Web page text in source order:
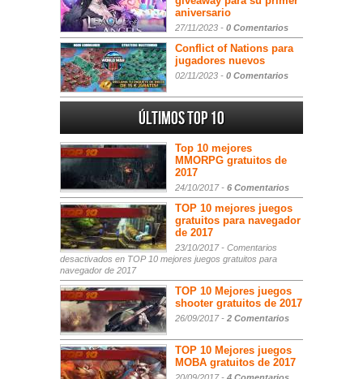
aniversario
27/11/2023 - 0 Comentarios
Conflict of Nations para
jugadores nuevos
02/11/2023 - 0 Comentarios
Últimos Top 10
Top 10 mejores
MMORPG gratuitos de
2017
24/10/2017 - 6 Comentarios
TOP 10 mejores juegos
gratuitos para navegador
de 2017
23/10/2017 - Comentarios
desactivados en TOP 10 mejores juegos gratuitos para
navegador de 2017
TOP 10 Mejores juegos
shooter gratuitos de 2017
26/09/2017 - 2 Comentarios
TOP 10 Mejores juegos
MOBA gratuitos de 2017